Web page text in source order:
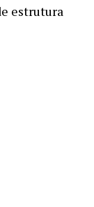
estrutura